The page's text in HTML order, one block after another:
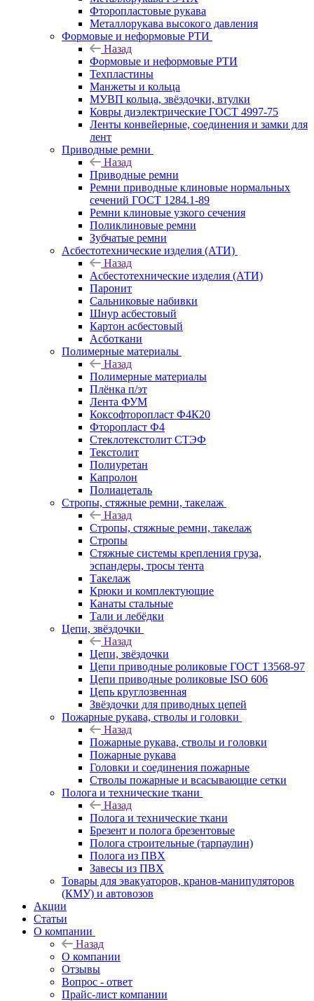
Фторопластовые рукава
Металлорукава высокого давления
Формовые и неформовые РТИ
Назад
Формовые и неформовые РТИ
Техпластины
Манжеты и кольца
МУВП кольца, звёздочки, втулки
Ковры диэлектрические ГОСТ 4997-75
Ленты конвейерные, соединения и замки для
лент
Приводные ремни
Назад
Приводные ремни
Ремни приводные клиновые нормальных
сечений ГОСТ 1284.1-89
Ремни клиновые узкого сечения
Поликлиновые ремни
Зубчатые ремни
Асбестотехнические изделия (АТИ)
Назад
Асбестотехнические изделия (АТИ)
Паронит
Сальниковые набивки
Шнур асбестовый
Картон асбестовый
Асботкани
Полимерные материалы
Назад
Полимерные материалы
Плёнка п/эт
Лента ФУМ
Коксофторопласт Ф4К20
Фторопласт Ф4
Стеклотекстолит СТЭФ
Текстолит
Полиуретан
Капролон
Полиацеталь
Стропы, стяжные ремни, такелаж
Назад
Стропы, стяжные ремни, такелаж
Стропы
Стяжные системы крепления груза,
эспандеры, тросы тента
Такелаж
Крюки и комплектующие
Канаты стальные
Тали и лебёдки
Цепи, звёздочки
Назад
Цепи, звёздочки
Цепи приводные роликовые ГОСТ 13568-97
Цепи приводные роликовые ISO 606
Цепь круглозвенная
Звёздочки для приводных цепей
Пожарные рукава, стволы и головки
Назад
Пожарные рукава, стволы и головки
Пожарные рукава
Головки и соединения пожарные
Стволы пожарные и всасывающие сетки
Полога и технические ткани
Назад
Полога и технические ткани
Брезент и полога брезентовые
Полога строительные (тарпаулин)
Полога из ПВХ
Завесы из ПВХ
Товары для эвакуаторов, кранов-манипуляторов
(КМУ) и автовозов
Акции
Статьи
О компании
Назад
О компании
Отзывы
Вопрос - ответ
Прайс-лист компании